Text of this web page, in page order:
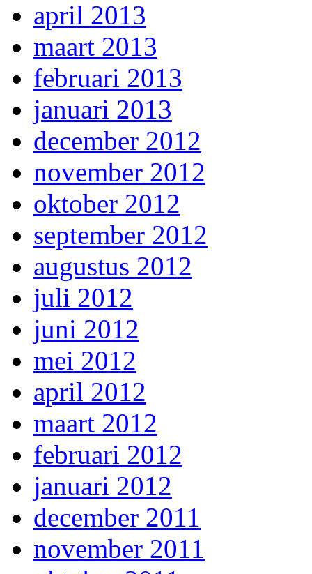
april 2013
maart 2013
februari 2013
januari 2013
december 2012
november 2012
oktober 2012
september 2012
augustus 2012
juli 2012
juni 2012
mei 2012
april 2012
maart 2012
februari 2012
januari 2012
december 2011
november 2011